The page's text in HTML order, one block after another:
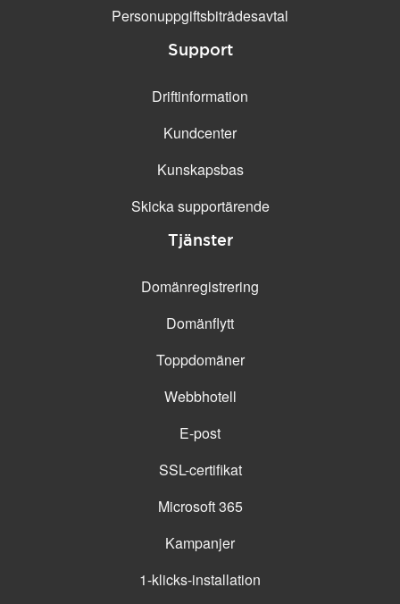
Personuppgifts­biträdesavtal
Support
Driftinformation
Kundcenter
Kunskapsbas
Skicka supportärende
Tjänster
Domänregistrering
Domänflytt
Toppdomäner
Webbhotell
E-post
SSL-certifikat
Microsoft 365
Kampanjer
1-klicks-installation